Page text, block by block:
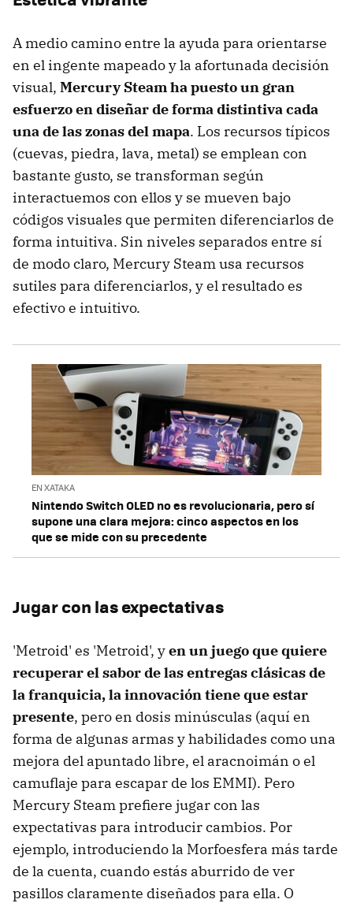
A medio camino entre la ayuda para orientarse
en el ingente mapeado y la afortunada decisión
visual, Mercury Steam ha puesto un gran
esfuerzo en diseñar de forma distintiva cada
una de las zonas del mapa. Los recursos típicos
(cuevas, piedra, lava, metal) se emplean con
bastante gusto, se transforman según
interactuemos con ellos y se mueven bajo
códigos visuales que permiten diferenciarlos de
forma intuitiva. Sin niveles separados entre sí
de modo claro, Mercury Steam usa recursos
sutiles para diferenciarlos, y el resultado es
efectivo e intuitivo.
EN XATAKA
Nintendo Switch OLED no es revolucionaria, pero sí
supone una clara mejora: cinco aspectos en los
que se mide con su precedente
Jugar con las expectativas
'Metroid' es 'Metroid', yen un juego que quiere
recuperar el sabor de las entregas clásicas de
la franquicia, la innovación tiene que estar
presente, pero en dosis minúsculas (aquí en
forma de algunas armas y habilidades como una
mejora del apuntado libre, el aracnoimán o el
camuflaje para escapar de los EMMI). Pero
Mercury Steam prefiere jugar con las
expectativas para introducir cambios. Por
ejemplo, introduciendo la Morfoesfera más tarde
de la cuenta, cuando estás aburrido de ver
pasillos claramente diseñados para ella. O